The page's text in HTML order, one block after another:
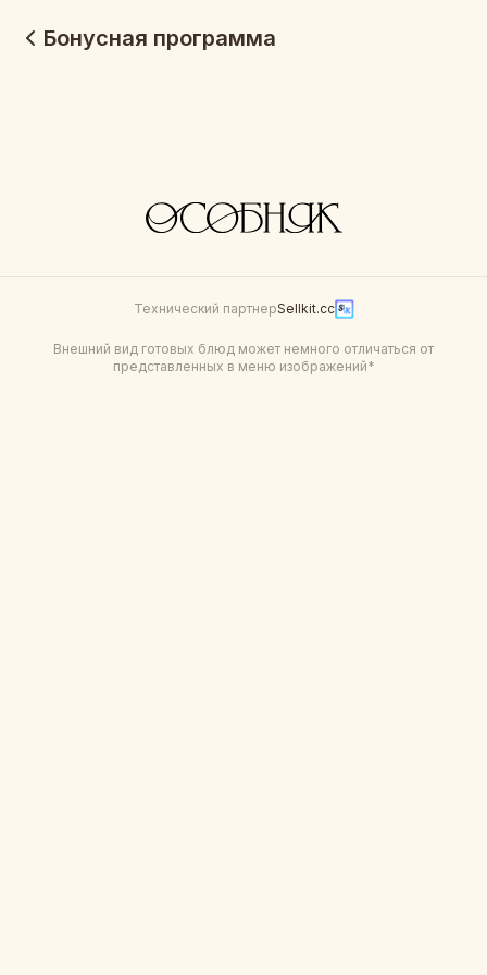
Бонусная программа
Технический партнерSellkit.cc
Внешний вид готовых блюд может немного отличаться от
представленных в меню изображений*